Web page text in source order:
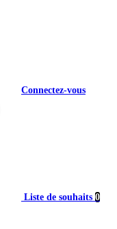
Connectez-vous
Liste de souhaits 0